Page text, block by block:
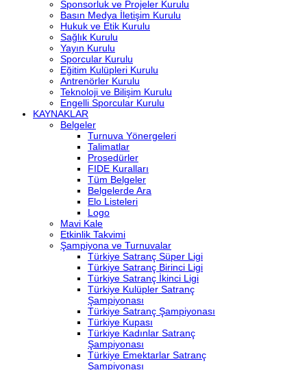
Sponsorluk ve Projeler Kurulu
Basın Medya İletişim Kurulu
Hukuk ve Etik Kurulu
Sağlık Kurulu
Yayın Kurulu
Sporcular Kurulu
Eğitim Kulüpleri Kurulu
Antrenörler Kurulu
Teknoloji ve Bilişim Kurulu
Engelli Sporcular Kurulu
KAYNAKLAR
Belgeler
Turnuva Yönergeleri
Talimatlar
Prosedürler
FIDE Kuralları
Tüm Belgeler
Belgelerde Ara
Elo Listeleri
Logo
Mavi Kale
Etkinlik Takvimi
Şampiyona ve Turnuvalar
Türkiye Satranç Süper Ligi
Türkiye Satranç Birinci Ligi
Türkiye Satranç İkinci Ligi
Türkiye Kulüpler Satranç
Şampiyonası
Türkiye Satranç Şampiyonası
Türkiye Kupası
Türkiye Kadınlar Satranç
Şampiyonası
Türkiye Emektarlar Satranç
Şampiyonası